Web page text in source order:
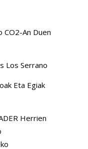
CO2-An Duen
Los Serrano
Eta Egiak
Herrien